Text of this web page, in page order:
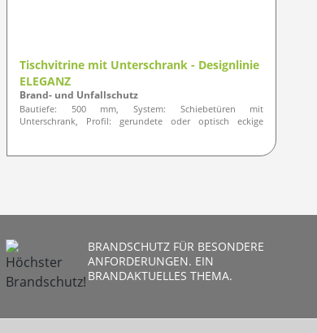
Tischvitrine mit Unterschrank - Designlinie
ELEGANZ
Brand- und Unfallschutz
Bautiefe: 500 mm, System: Schiebetüren mit
Unterschrank, Profil: gerundete oder optisch eckige
BRANDSCHUTZ FÜR BESONDERE
ANFORDERUNGEN. EIN
BRANDAKTUELLES THEMA.